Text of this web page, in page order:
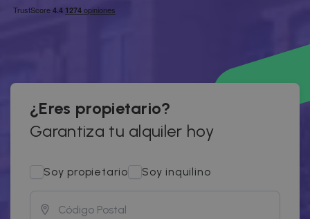
¿Eres propietario?
Garantiza tu alquiler hoy
Soy propietario Soy inquilino